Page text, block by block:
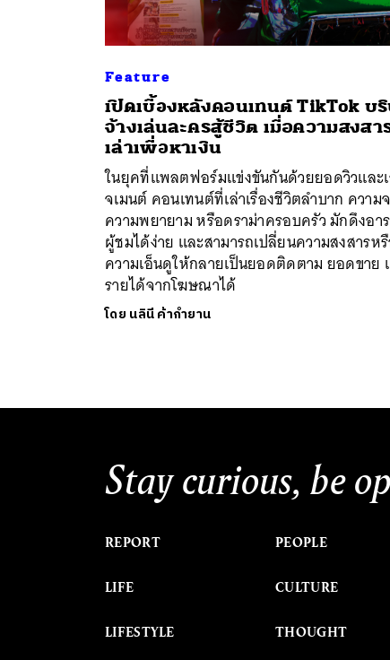
Feature
เปิดเบื้องหลังคอนเทนต์ TikTok บ
จ้างเล่นละครสู้ชีวิต เมื่อความสงสา
เล่าเพื่อหาเงิน
ในยุคที่แพลตฟอร์มแข่งขันกันด้วยยอดวิวและเ
จเมนต์ คอนเทนต์ที่เล่าเรื่องชีวิตลำบาก ความ
ความพยายาม หรือดราม่าครอบครัว มักดึงอ
ผู้ชมได้ง่าย และสามารถเปลี่ยนความสงสารห
ความเอ็นดูให้กลายเป็นยอดติดตาม ยอดขาย
รายได้จากโฆษณาได้
โดย นลินี ค้ากำยาน
Stay curious, be
REPORT
LIFE
LIFESTYLE
PEOPLE
CULTURE
THOUGHT
ค้